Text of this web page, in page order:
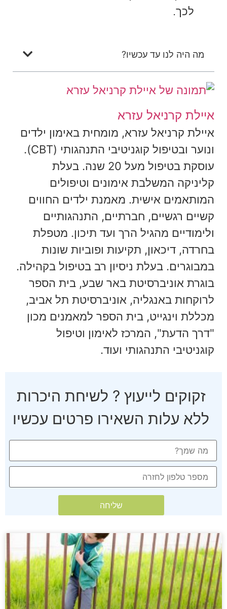
לכך.
מה היה לנו עד עכשיו?
איילת קרניאל עזרא
איילת קרניאל עזרא, מומחית באימון ילדים
ונוער ובטיפול קוגניטיבי התנהגותי (CBT).
עוסקת בטיפול מעל 20 שנה. בעלת
קליניקה המשלבת אימונים וטיפולים
המותאמים אישית. מאמנת ילדים החווים
קשיים רגשיים, חברתיים, התנהגותיים
ולימודיים מהגיל הרך ועד תיכון. מטפלת
בחרדה, דיכאון, תקיעות ופוביות שונות
במבוגרים. בעלת ניסיון רב בטיפול בקהילה.
בוגרת אוניברסיטת באר שבע, בית הספר
לרוקחות באנגליה, אוניברסיטת תל אביב,
מכללת וינגייט, בית הספר למאמנים מכון
"דרך הדעת", המרכז לאימון וטיפול
קוגניטיבי התנהגותי ועוד.
זקוקים לייעוץ ? לשיחת היכרות
ללא עלות השאירו פרטים עכשיו